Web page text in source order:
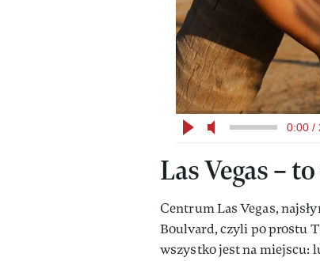
0:00 /
Las Vegas –
Centrum Las Vegas,
Boulvard, czyli po prostu
wszystko jest na miejscu: